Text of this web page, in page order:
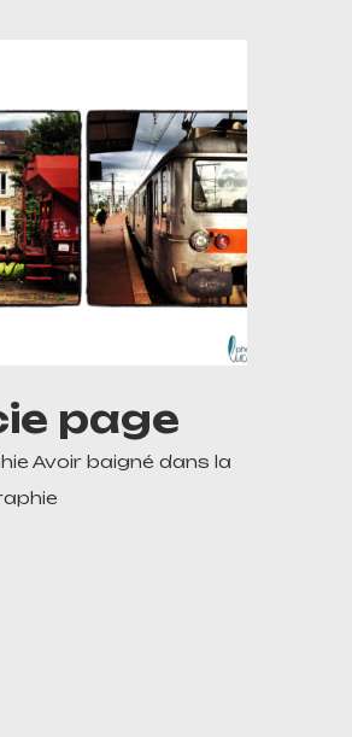
page
Avoir baigné dans la